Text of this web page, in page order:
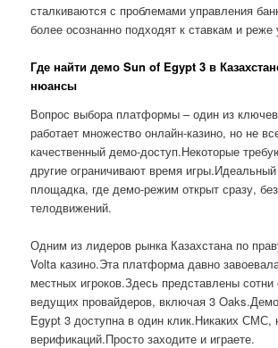
сталкиваются с проблемами управления
более осознанно подходят к ставкам и
Где найти демо Sun of Egypt 3 в
нюансы
Вопрос выбора платформы – один из
работает множество онлайн-казино, но не
качественный демо-доступ.Некоторые
другие ограничивают время
площадка, где демо-режим открыт сразу,
телодвижений.
Одним из лидеров рынка Казахстана по
Volta казино.Эта платформа давно
местных игроков.Здесь представлены сотни
ведущих провайдеров, включая 3
Egypt 3 доступна в один клик.Никаких СМС,
верификаций.Просто заходите и играете.